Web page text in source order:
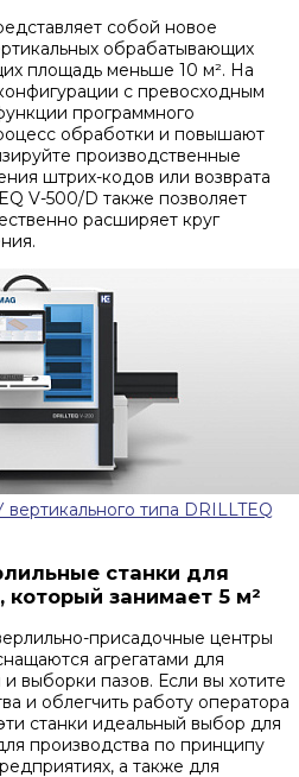
собой новое
обрабатывающих
площадь меньше 10 м². На
с превосходным
программного
обработки и повышают
производственные
штрих-кодов или возврата
V-500/D также позволяет
расширяет круг
типа DRILLTEQ
станки для
который занимает 5 м²
присадочные центры
агрегатами для
выборки пазов. Если вы хотите
и облегчить работу оператора
станки идеальный выбор для
производства по принципу
а также для